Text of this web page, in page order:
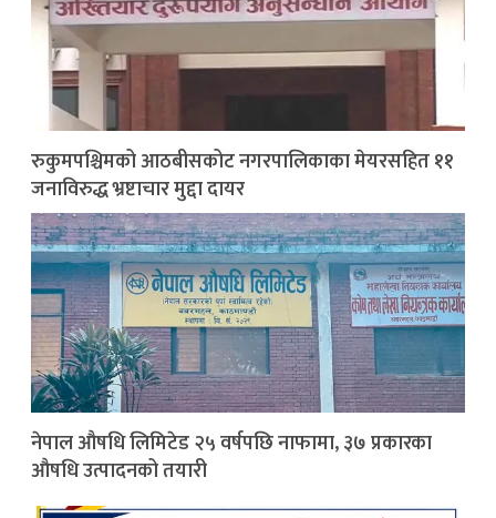
रुकुमपश्चिमको आठबीसकोट नगरपालिकाका मेयरसहित ११
जनाविरुद्ध भ्रष्टाचार मुद्दा दायर
नेपाल औषधि लिमिटेड २५ वर्षपछि नाफामा, ३७ प्रकारका
औषधि उत्पादनको तयारी